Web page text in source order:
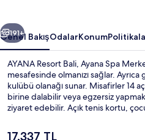
Sonraki
191+
Genel BakışOdalarKonum
AYANA Resort Bali, Ayana Spa
mesafesinde olmanızı sağlar.
kulübü olanağı sunar. Misafirler 14
birine dalabilir veya egzersiz
ziyaret edebilir. Açık tenis kortu,
personel ve konaklama yerinin
Şu
17.337 TL